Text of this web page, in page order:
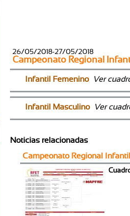
26/05/2018-27/05/2018
Campeonato Regional
Infantil Femenino Ver
Infantil Masculino Ver
Noticias relacionadas
Campeonato Regional